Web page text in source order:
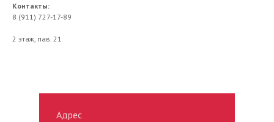
Контакты:
8 (911) 727-17-89
2 этаж, пав. 21
Адрес